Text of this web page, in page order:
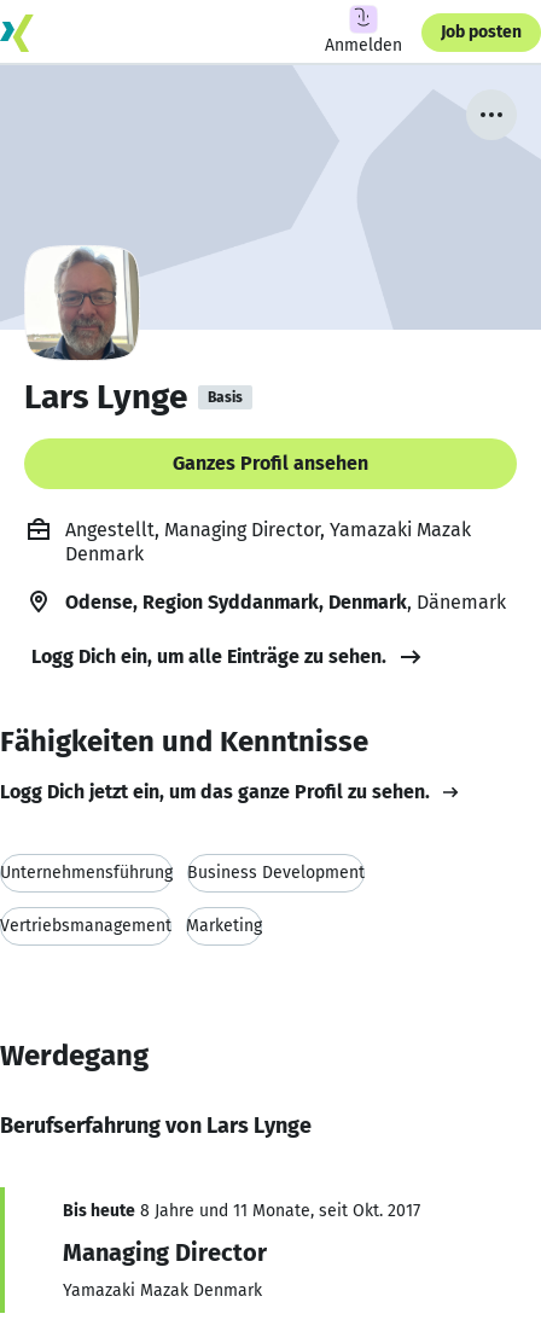
Anmelden
Job posten
Lars Lynge Basis
Ganzes Profil ansehen
Angestellt, Managing Director, Yamazaki Mazak
Denmark
Odense, Region Syddanmark, Denmark, Dänemark
Logg Dich ein, um alle Einträge zu sehen.
Fähigkeiten und Kenntnisse
Logg Dich jetzt ein, um das ganze Profil zu sehen.
Unternehmensführung Business Development
Vertriebsmanagement Marketing
Werdegang
Berufserfahrung von Lars Lynge
Bis heute 8 Jahre und 11 Monate, seit Okt. 2017
Managing Director
Yamazaki Mazak Denmark